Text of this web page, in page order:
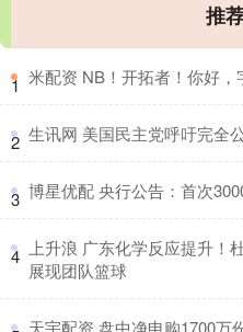
推
1 米配资 NB！开拓者！你好，
2 生讯网 美国民主党呼吁完全
3 博星优配 央行公告：首次
4 上升浪 广东化学反应提升！
展现团队篮球